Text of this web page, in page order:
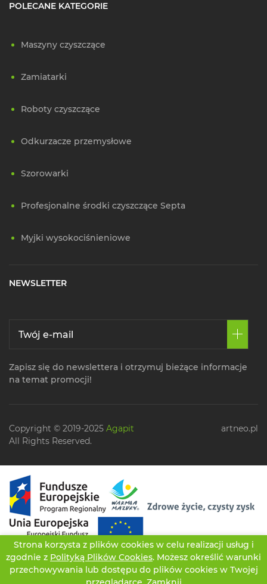
Strona korzysta z plików cookies w celu realizacji usług i
zgodnie z Polityką Plików Cookies. Możesz określić warunki
przechowywania lub dostępu do plików cookies w Twojej
POLECANE KATEGORIE
Maszyny czyszczące
Zamiatarki
Roboty czyszczące
Odkurzacze przemysłowe
Szorowarki
Profesjonalne środki czyszczące Septa
Myjki wysokociśnieniowe
NEWSLETTER
Zapisz się do newslettera i otrzymuj bieżące informacje
na temat promocji!
Copyright © 2019-2025 Agapit
All Rights Reserved.
artneo.pl